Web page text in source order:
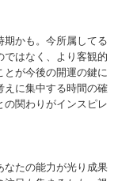
かも。今所属してる
ではなく、より客観的
が今後の開運の鍵に
えに集中する時間の確
関わりがインスピレ
なたの能力が光り成果